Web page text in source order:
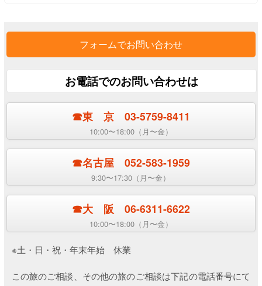
フォームでお問い合わせ
お電話でのお問い合わせは
☎︎東 京 03-5759-8411
10:00〜18:00（月〜金）
☎︎名古屋 052-583-1959
9:30〜17:30（月〜金）
☎︎大 阪 06-6311-6622
10:00〜18:00（月〜金）
※土・日・祝・年末年始 休業
この旅のご相談、その他の旅のご相談は下記の電話番号にて